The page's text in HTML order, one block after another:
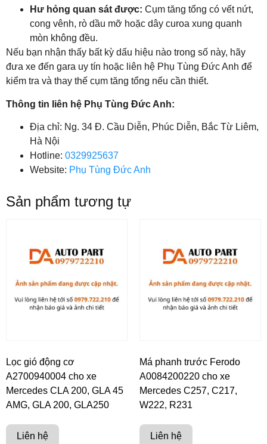
Hư hỏng quan sát được: Cụm tăng tổng có vết nứt,
cong vênh, rò dầu mỡ hoặc dây curoa xung quanh
mòn không đều.
Nếu bạn nhận thấy bất kỳ dấu hiệu nào trong số này, hãy
đưa xe đến gara uy tín hoặc liên hệ Phụ Tùng Đức Anh để
kiểm tra và thay thế cụm tăng tổng nếu cần thiết.
Thông tin liên hệ Phụ Tùng Đức Anh:
Địa chỉ: Ng. 34 Đ. Cầu Diễn, Phúc Diễn, Bắc Từ Liêm,
Hà Nội
Hotline: 0329925637
Website: Phụ Tùng Đức Anh
Sản phẩm tương tự
Lọc gió động cơ
A2700940004 cho xe
Mercedes CLA 200, GLA 45
AMG, GLA 200, GLA250
Liên hệ
Má phanh trước Ferodo
A0084200220 cho xe
Mercedes C257, C217,
W222, R231
Liên hệ